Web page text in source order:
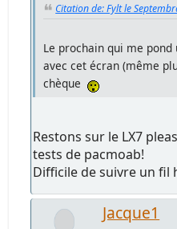
Citation de: Fylt le
Le prochain qui me pond
avec cet écran (même
chèque
Restons sur le LX7
tests de pacmoab!
Difficile de suivre un fil
Jacque1